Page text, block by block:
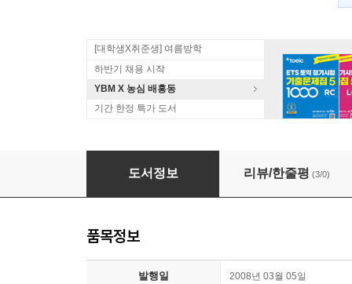
[대학생X취준생] 여름방학
하반기 채용 시작
YBM X 농심 배홍동
기간 한정 특가 도서
2008 한자능력검정시험 끝내기 모의고사 2급
도서정보 리뷰/한줄평 (3/0)
품목정보
발행일 2008년 03월 05일